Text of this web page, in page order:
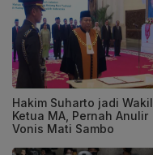
Hakim Suharto jadi Wakil
Ketua MA, Pernah Anulir
Vonis Mati Sambo